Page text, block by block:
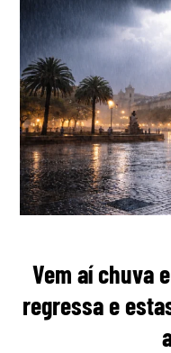
Vem aí chuva
regressa e